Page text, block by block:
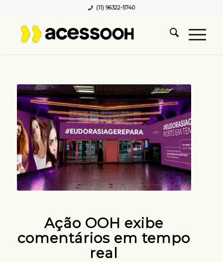
(11) 96322-5740
Ação OOH exibe
comentários em tempo
real